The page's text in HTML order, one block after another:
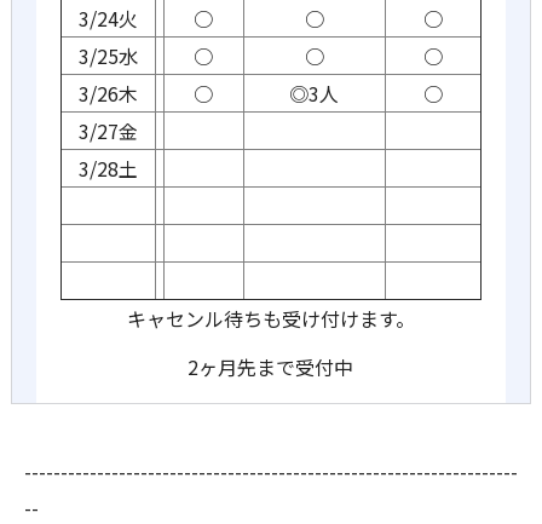
3/24火 ○ ○
○
3/25水
○ ○
○
3/26木
○ ◎3人
○
3/27金
3/28土
キャセンル待ちも受け付けます。
2ヶ月先まで受付中
--------------------------------------------------------------------
--